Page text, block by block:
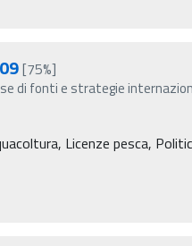
[75%]
di fonti e strategie
Licenze pesca,